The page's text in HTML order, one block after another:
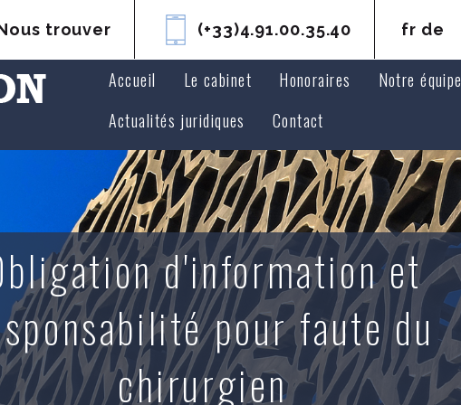
trouver (+33)4.91.00.35.40 fr de
Accueil Le cabinet Honoraires Notre équipe
Actualités juridiques Contact
d'information et
pour faute du
chirurgien